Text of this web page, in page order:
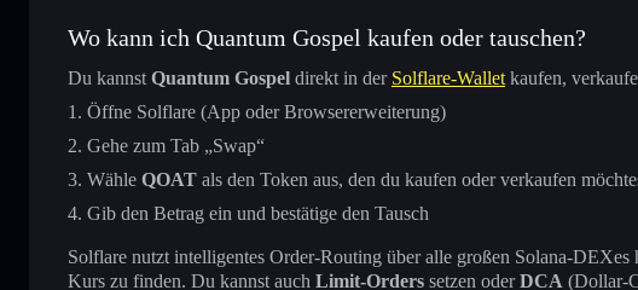
Wo kann ich Quantum Gospel kaufen oder tauschen?
Du kannst Quantum Gospel direkt in der Solflare-Wallet kaufen,
Öffne Solflare (App oder Browsererweiterung)
Gehe zum Tab „Swap“
Wähle QOAT als den Token aus, den du kaufen oder verkaufen
Gib den Betrag ein und bestätige den Tausch
Solflare nutzt intelligentes Order-Routing über alle großen Solana-
Kurs zu finden. Du kannst auch Limit-Orders setzen oderDCA (Dollar-